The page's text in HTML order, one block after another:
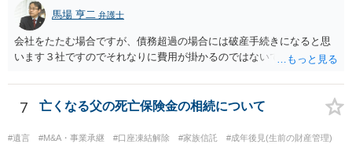
馬場 亨二 弁護士
会社をたたむ場合ですが、債務超過の場合には破産手続きになると思
います３社ですのでそれなりに費用が掛かるのではないでしょうか。
7 亡くなる父の死亡保険金の相続について
#遺言 #M&A・事業承継 #口座凍結解除 #家族信託 #成年後見(生前の財産管理)